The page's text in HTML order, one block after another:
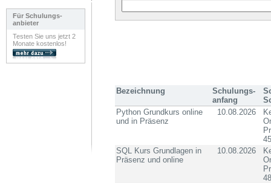
Für Schulungs-
anbieter
Testen Sie uns jetzt 2
Monate kostenlos!
Bezeichnung
Schulungs-
anfang
Python Grundkurs online
und in Präsenz
10.08.2026
SQL Kurs Grundlagen in
Präsenz und online
10.08.2026